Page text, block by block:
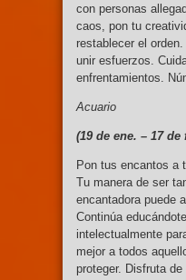
con personas
caos, pon tu
restablecer el
unir esfuerzos.
enfrentamientos.
Acuario
(19 de ene. – 17 de
Pon tus encantos a
Tu manera de ser
encantadora puede
Continúa
intelectualmente
mejor a todos
proteger. Disfruta